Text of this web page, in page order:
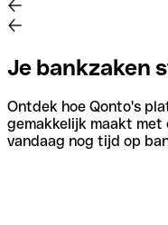
Je bankzaken
Ontdek hoe Qonto's
gemakkelijk maakt
vandaag nog tijd op